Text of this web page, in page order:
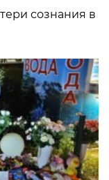
сознания в